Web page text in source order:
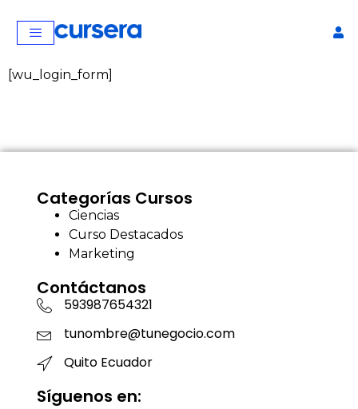
[wu_login_form]
Categorías Cursos
Ciencias
Curso Destacados
Marketing
Contáctanos
593987654321
tunombre@tunegocio.com
Quito Ecuador
Síguenos en: